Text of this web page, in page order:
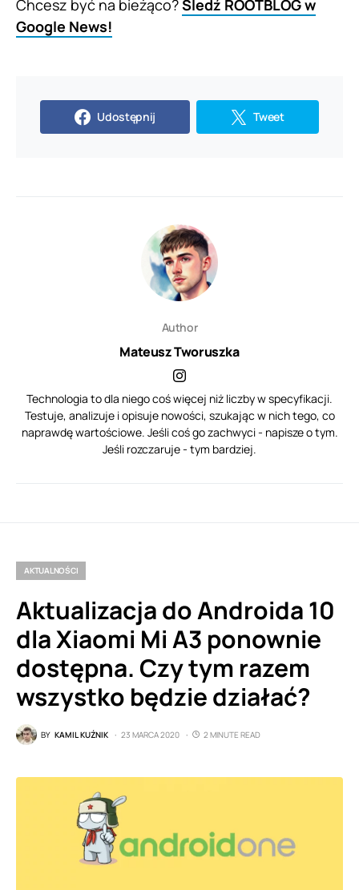
Chcesz być na bieżąco?Śledź ROOTBLOG w
Google News!
Udostępnij Tweet
Author
Mateusz Tworuszka
Technologia to dla niego coś więcej niż liczby w specyfikacji.
Testuje, analizuje i opisuje nowości, szukając w nich tego, co
naprawdę wartościowe. Jeśli coś go zachwyci - napisze o tym.
Jeśli rozczaruje - tym bardziej.
AKTUALNOŚCI
Aktualizacja do Androida 10
dla Xiaomi Mi A3 ponownie
dostępna. Czy tym razem
wszystko będzie działać?
BY KAMIL KUŹNIK 23 MARCA 2020 2 MINUTE READ